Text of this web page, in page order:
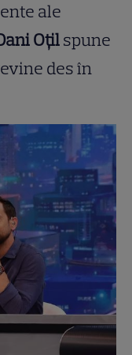
ale
Oțilspune
des în